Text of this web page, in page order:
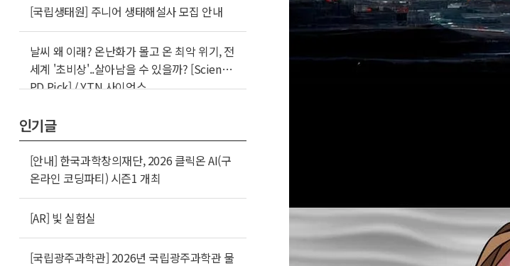
[국립생태원] 주니어 생태해설사 모집 안내
날씨 왜 이래? 온난화가 몰고 온 최악 위기, 전
세계 '초비상'..살아남을 수 있을까? [Science
PD Pick] / YTN 사이언스
인기글
[안내] 한국과학창의재단, 2026 클릭온 AI(구
온라인 코딩파티) 시즌1 개최
[AR] 빛 실험실
[국립광주과학관] 2026년 국립광주과학관 물